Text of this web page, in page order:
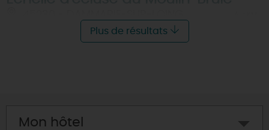
Plus de résultats
Mon hôtel